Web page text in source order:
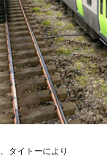
タイトーにより